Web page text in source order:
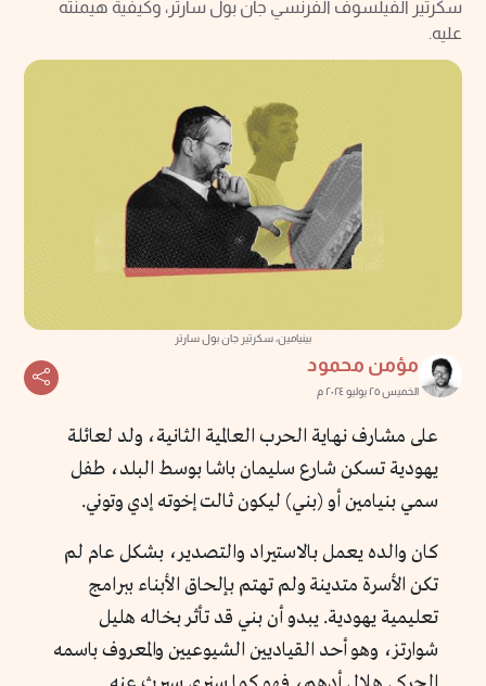
سكرتير الفيلسوف الفرنسي جان بول سارتر، وكيفية هيمنته
عليه.
بينيامين، سكرتير جان بول سارتر
مؤمن محمود
الخميس ٢٥ يوليو ٢٠٢٤ م
على مشارف نهاية الحرب العالمية الثانية، ولد لعائلة
يهودية تسكن شارع سليمان باشا بوسط البلد، طفل
سمي بنيامين أو (بني) ليكون ثالت إخوته إدي وتوني.
كان والده يعمل بالاستيراد والتصدير، بشكل عام لم
تكن الأسرة متدينة ولم تهتم بإلحاق الأبناء ببرامج
تعليمية يهودية. يبدو أن بني قد تأثر بخاله هليل
شوارتز، وهو أحد القياديين الشيوعيين والمعروف باسمه